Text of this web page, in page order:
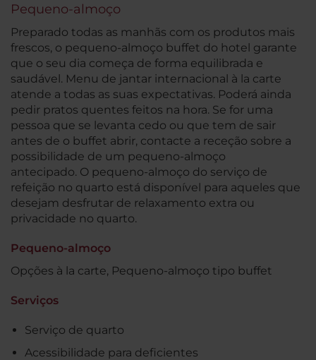
Pequeno-almoço
Preparado todas as manhãs com os produtos mais
frescos, o pequeno-almoço buffet do hotel garante
que o seu dia começa de forma equilibrada e
saudável. Menu de jantar internacional à la carte
atende a todas as suas expectativas. Poderá ainda
pedir pratos quentes feitos na hora. Se for uma
pessoa que se levanta cedo ou que tem de sair
antes de o buffet abrir, contacte a receção sobre a
possibilidade de um pequeno-almoço
antecipado. O pequeno-almoço do serviço de
refeição no quarto está disponível para aqueles que
desejam desfrutar de relaxamento extra ou
privacidade no quarto.
Pequeno-almoço
Opções à la carte, Pequeno-almoço tipo buffet
Serviços
Serviço de quarto
Acessibilidade para deficientes